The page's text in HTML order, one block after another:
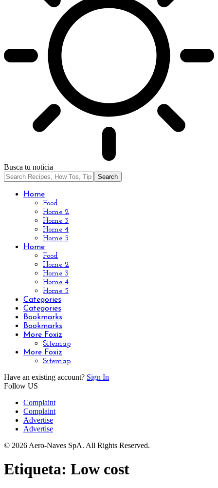
Busca tu noticia
Home
Food
Home 2
Home 3
Home 4
Home 5
Home
Food
Home 2
Home 3
Home 4
Home 5
Categories
Categories
Bookmarks
Bookmarks
More Foxiz
Sitemap
More Foxiz
Sitemap
Have an existing account? Sign In
Follow US
Complaint
Complaint
Advertise
Advertise
© 2026 Aero-Naves SpA. All Rights Reserved.
Etiqueta: Low cost